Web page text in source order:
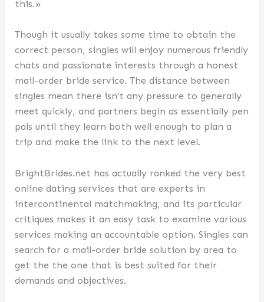
this.»
Though it usually takes some time to obtain the
correct person, singles will enjoy numerous friendly
chats and passionate interests through a honest
mail-order bride service. The distance between
singles mean there isn’t any pressure to generally
meet quickly, and partners begin as essentially pen
pals until they learn both well enough to plan a
trip and make the link to the next level.
BrightBrides.net has actually ranked the very best
online dating services that are experts in
intercontinental matchmaking, and its particular
critiques makes it an easy task to examine various
services making an accountable option. Singles can
search for a mail-order bride solution by area to
get the the one that is best suited for their
demands and objectives.